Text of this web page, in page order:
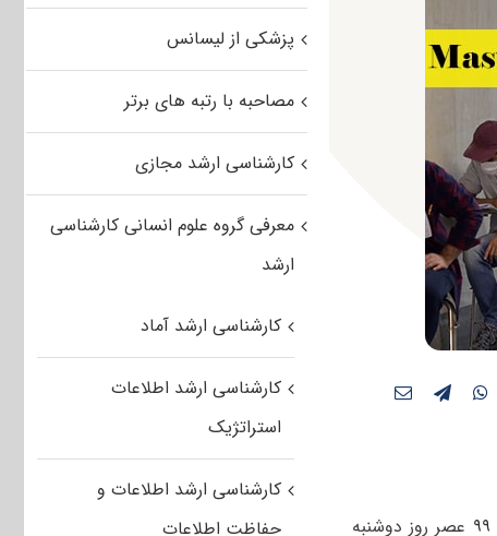
عصر روز دوشنبه
پزشکی از لیسانس
مصاحبه با رتبه های برتر
کارشناسی ارشد مجازی
معرفی گروه علوم انسانی کارشناسی
ارشد
کارشناسی ارشد آماد
کارشناسی ارشد اطلاعات
استراتژیک
کارشناسی ارشد اطلاعات و
حفاظت اطلاعات